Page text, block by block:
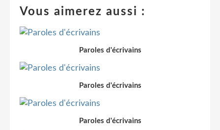
Vous aimerez aussi :
Paroles d'écrivains
Paroles d'écrivains
Paroles d'écrivains